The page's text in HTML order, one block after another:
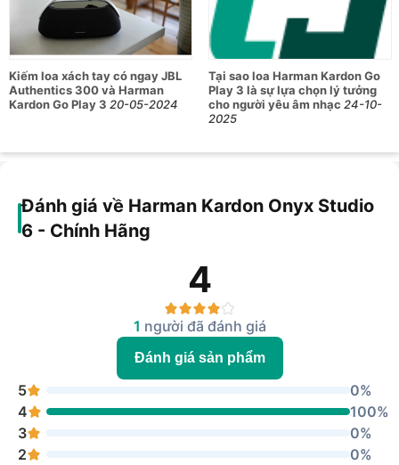
nhạc tuyệt vời cùng chất âm chân thực đến chi tiết mà chiếc
loa này mang lại.
Kiếm loa xách tay có ngay JBL
Authentics 300 và Harman
Kardon Go Play 3 20-05-2024
Tại sao loa Harman Kardon Go
Play 3 là sự lựa chọn lý tưởng
cho người yêu âm nhạc 24-10-
2025
Đánh giá về Harman Kardon Onyx Studio
6 - Chính Hãng
4
1 người đã đánh giá
Đánh giá sản phẩm
5
0%
4
100%
3
0%
2
0%